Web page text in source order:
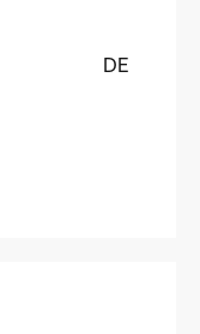
DE